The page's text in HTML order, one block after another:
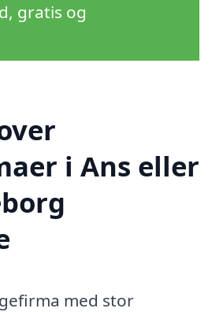
gratis og
i Ans eller
med stor